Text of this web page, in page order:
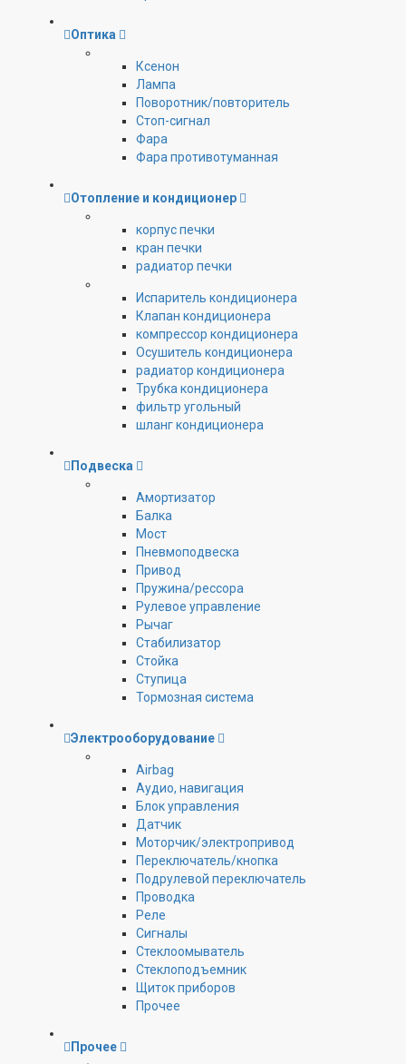
Оптика
Ксенон
Лампа
Поворотник/повторитель
Стоп-сигнал
Фара
Фара противотуманная
Отопление и кондиционер
корпус печки
кран печки
радиатор печки
Испаритель кондиционера
Клапан кондиционера
компрессор кондиционера
Осушитель кондиционера
радиатор кондиционера
Трубка кондиционера
фильтр угольный
шланг кондиционера
Подвеска
Амортизатор
Балка
Мост
Пневмоподвеска
Привод
Пружина/рессора
Рулевое управление
Рычаг
Стабилизатор
Стойка
Ступица
Тормозная система
Электрооборудование
Airbag
Аудио, навигация
Блок управления
Датчик
Моторчик/электропривод
Переключатель/кнопка
Подрулевой переключатель
Проводка
Реле
Сигналы
Стеклоомыватель
Стеклоподъемник
Щиток приборов
Прочее
Прочее